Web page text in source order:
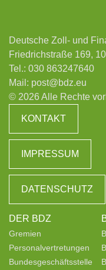
Deutsche Zoll- und
Friedrichstraße 169,
Tel.: 030 863247640
Mail: post@bdz.eu
© 2026 Alle Rechte
KONTAKT
IMPRESSUM
DATENSCHUTZ
DER BDZ
Gremien
Personalvertretungen
Bundesgeschäftsstelle